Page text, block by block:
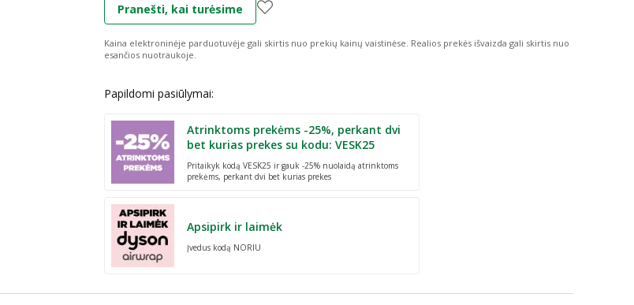
Pranešti, kai turėsime
Kaina elektroninėje parduotuvėje gali skirtis nuo prekių kainų vaistinėse. Realios prekės išvaizda gali skirtis nuo
esančios nuotraukoje.
Papildomi pasiūlymai:
Atrinktoms prekėms -25%, perkant dvi
bet kurias prekes su kodu: VESK25
Pritaikyk kodą VESK25 ir gauk -25% nuolaidą atrinktoms
prekėms, perkant dvi bet kurias prekes
Apsipirk ir laimėk
Įvedus kodą NORIU